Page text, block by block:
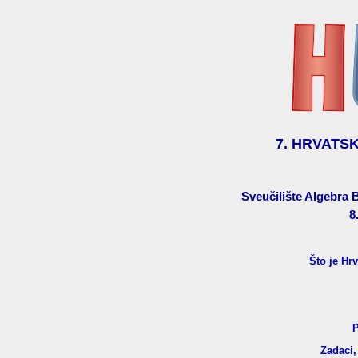
7.
Sveučilište Algebra
Što je